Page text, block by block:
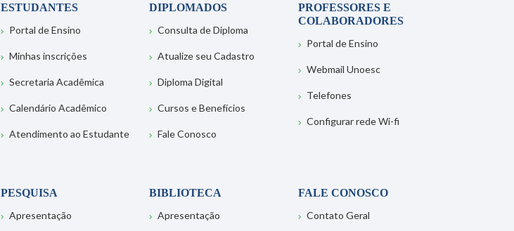
ESTUDANTES
Portal de Ensino
Minhas inscrições
Secretaria Acadêmica
Calendário Acadêmico
Atendimento ao Estudante
DIPLOMADOS
Consulta de Diploma
Atualize seu Cadastro
Diploma Digital
Cursos e Benefícios
Fale Conosco
PROFESSORES E
COLABORADORES
Portal de Ensino
Webmail Unoesc
Telefones
Configurar rede Wi-fi
PESQUISA
Apresentação
BIBLIOTECA
Apresentação
FALE CONOSCO
Contato Geral